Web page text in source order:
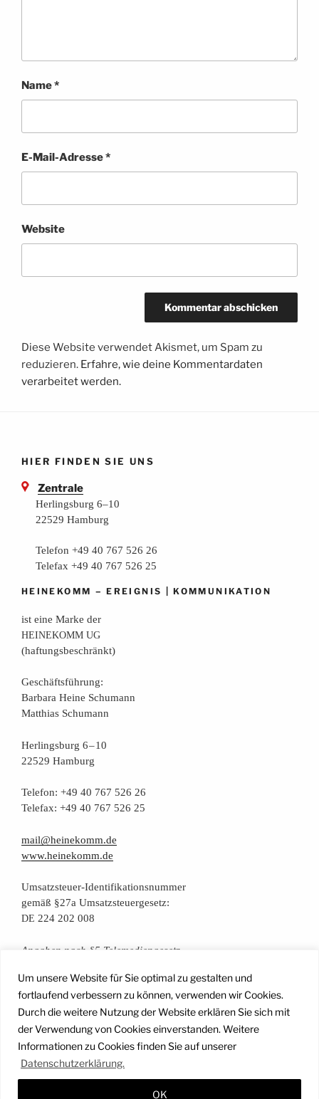
Um unsere Website für Sie optimal zu gestalten und
fortlaufend verbessern zu können, verwenden wir Cookies.
Durch die weitere Nutzung der Website erklären Sie sich mit
der Verwendung von Cookies einverstanden. Weitere
Informationen zu Cookies finden Sie auf unserer
Datenschutzerklärung.
OK
Name*
E-Mail-Adresse*
Website
Diese Website verwendet Akismet, um Spam zu
reduzieren. Erfahre, wie deine Kommentardaten
verarbeitet werden.
HIER FINDEN SIE UNS
Zentrale
Herlingsburg 6–10
22529 Hamburg
Telefon +49 40 767 526 26
Telefax +49 40 767 526 25
HEINEKOMM –EREIGNIS |KOMMUNIKATION
ist eine Mar­ke der
HEINEKOMM UG
(haf­tungs­be­schränkt)
Geschäfts­füh­rung:
Bar­ba­ra Hei­ne Schumann
Mat­thi­as Schumann
Her­lings­burg 6 – 10
22529 Hamburg
Tele­fon: +49 40 767 526 26
Tele­fax: +49 40 767 526 25
mail@heinekomm.de
www.heinekomm.de
Umsatz­steu­er-Iden­ti­fi­ka­ti­ons­num­mer
gemäß §27a Umsatzsteuergesetz:
DE 224 202 008
Anga­ben nach §5 Telemediengesetz
Daten­schutz­er­klä­rung
FacebookInstagramYouTubeMail